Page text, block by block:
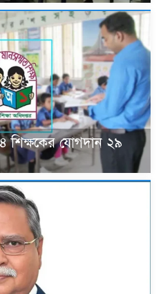
শিক্ষকের যোগদান ২৯